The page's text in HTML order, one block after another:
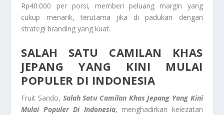
Rp40.000 per porsi, memberi peluang margin yang
cukup menarik, terutama jika di padukan dengan
strategi branding yang kuat.
SALAH SATU CAMILAN KHAS
JEPANG YANG KINI MULAI
POPULER DI INDONESIA
Fruit Sando, Salah Satu Camilan Khas Jepang Yang Kini
Mulai Populer Di Indonesia, menghadirkan kelezatan